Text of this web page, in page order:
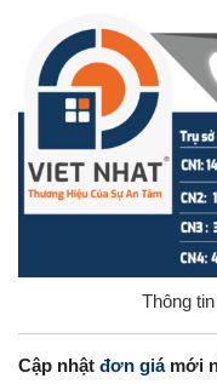
Thông
Cập nhật đơn giámới